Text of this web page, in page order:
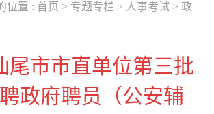
位置 : 首页 > 专题专栏 > 人事考试 > 政
尾市市直单位第三批
政府聘员（公安辅